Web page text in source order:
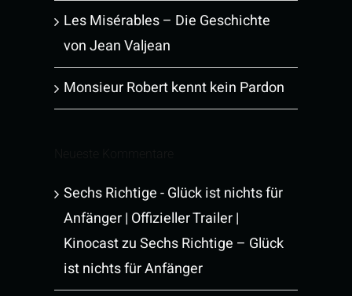
Les Misérables – Die Geschichte
von Jean Valjean
Monsieur Robert kennt kein Pardon
Sechs Richtige - Glück ist nichts für
Anfänger | Offizieller Trailer |
KinocastzuSechs Richtige – Glück
ist nichts für Anfänger